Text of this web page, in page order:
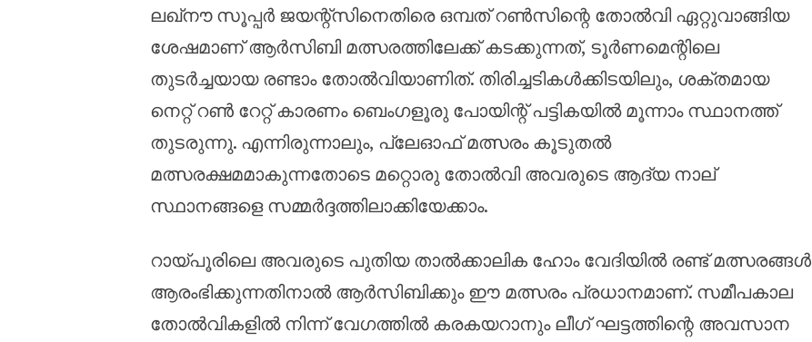
ലഖ്‌നൗ സൂപ്പർ ജയന്റ്‌സിനെതിരെ ഒമ്പത് റൺസിന്റെ തോൽവി ഏറ്റുവാങ്ങിയ
ശേഷമാണ് ആർസിബി മത്സരത്തിലേക്ക് കടക്കുന്നത്, ടൂർണമെന്റിലെ
തുടർച്ചയായ രണ്ടാം തോൽവിയാണിത്. തിരിച്ചടികൾക്കിടയിലും, ശക്തമായ
നെറ്റ് റൺ റേറ്റ് കാരണം ബെംഗളൂരു പോയിന്റ് പട്ടികയിൽ മൂന്നാം സ്ഥാനത്ത്
തുടരുന്നു. എന്നിരുന്നാലും, പ്ലേഓഫ് മത്സരം കൂടുതൽ
മത്സരക്ഷമമാകുന്നതോടെ മറ്റൊരു തോൽവി അവരുടെ ആദ്യ നാല്
സ്ഥാനങ്ങളെ സമ്മർദ്ദത്തിലാക്കിയേക്കാം.
റായ്പൂരിലെ അവരുടെ പുതിയ താൽക്കാലിക ഹോം വേദിയിൽ രണ്ട് മത്സരങ്ങൾ
ആരംഭിക്കുന്നതിനാൽ ആർസിബിക്കും ഈ മത്സരം പ്രധാനമാണ്. സമീപകാല
തോൽവികളിൽ നിന്ന് വേഗത്തിൽ കരകയറാനും ലീഗ് ഘട്ടത്തിന്റെ അവസാന